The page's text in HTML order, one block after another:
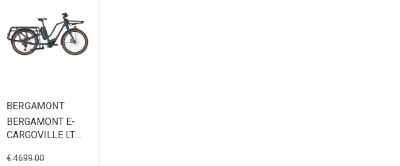
BERGAMONT
BERGAMONT E-
CARGOVILLE LT
€ 4699.00